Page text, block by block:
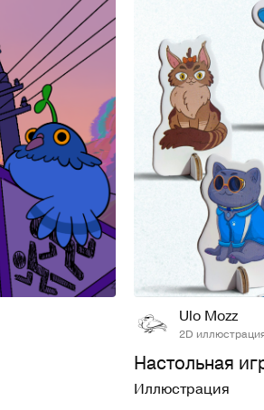
22 158
Ulo Mozz
2D
Настольная
Иллюстрация